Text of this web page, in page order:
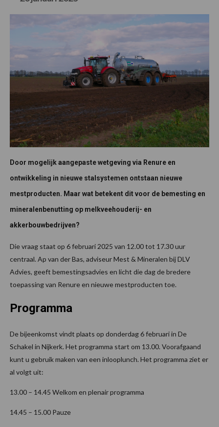
Door mogelijk aangepaste wetgeving via Renure en
ontwikkeling in nieuwe stalsystemen ontstaan nieuwe
mestproducten. Maar wat betekent dit voor de bemesting en
mineralenbenutting op melkveehouderij- en
akkerbouwbedrijven?
Die vraag staat op 6 februari 2025 van 12.00 tot 17.30 uur
centraal. Ap van der Bas, adviseur Mest & Mineralen bij DLV
Advies, geeft bemestingsadvies en licht die dag de bredere
toepassing van Renure en nieuwe mestproducten toe.
Programma
De bijeenkomst vindt plaats op donderdag 6 februari in De
Schakel in Nijkerk. Het programma start om 13.00. Voorafgaand
kunt u gebruik maken van een inlooplunch. Het programma ziet er
al volgt uit:
13.00 – 14.45 Welkom en plenair programma
14.45 – 15.00 Pauze